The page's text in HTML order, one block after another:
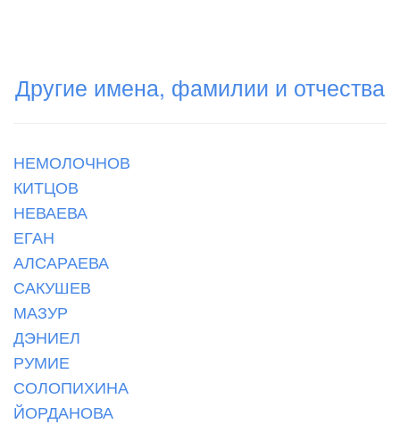
Другие имена, фамилии и отчества
НЕМОЛОЧНОВ
КИТЦОВ
НЕВАЕВА
ЕГАН
АЛСАРАЕВА
САКУШЕВ
МАЗУР
ДЭНИЕЛ
РУМИЕ
СОЛОПИХИНА
ЙОРДАНОВА